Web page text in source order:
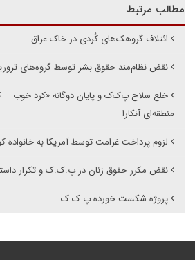
مطالب مرتبط
ائتلاف گروهک‌های کُردی در خاک عراق
نقض نظام‌مند حقوق بشر توسط گروه‌های
خلع سلاح پ‌ک‌ک و پایان دوگانه «کرد خوب –
منطقه‌ای آنکارا
لزوم پرداخت غرامت توسط آمریکا به خانواده
نقض مکرر حقوق زنان در پ.ک.ک و تکرار
پروژه شکست خورده پ.ک.ک